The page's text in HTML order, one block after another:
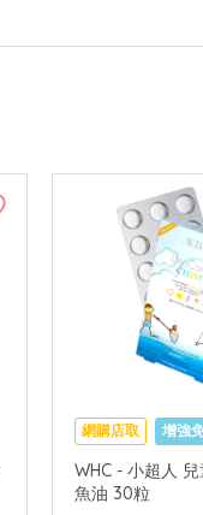
網購店取
增強
促進眼腦發育
WHC - 小超人
魚油 30粒